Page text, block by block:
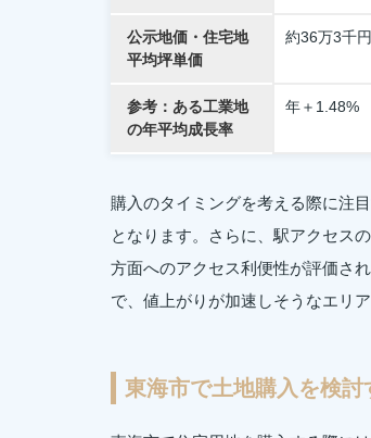
公示地価・住宅地
平均坪単価
約36万3千
参考：ある工業地
の年平均成長率
年＋1.48%
購入のタイミングを考える際に注
となります。さらに、駅アクセス
方面へのアクセス利便性が評価さ
で、値上がりが加速しそうなエリ
東海市で土地購入を検